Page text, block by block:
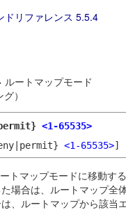
ドリファレンス 5.5.4
ートマップモード
）
<1-65535>
<1-65535>]
トマップモードに移動
場合は、ルートマップ全
、ルートマップから該当